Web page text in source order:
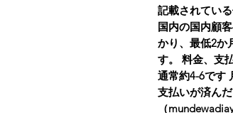
記載されてい
国内の国内顧
かり、最低2か
す。 料金、支
通常約4-6です
支払いが済ん
（